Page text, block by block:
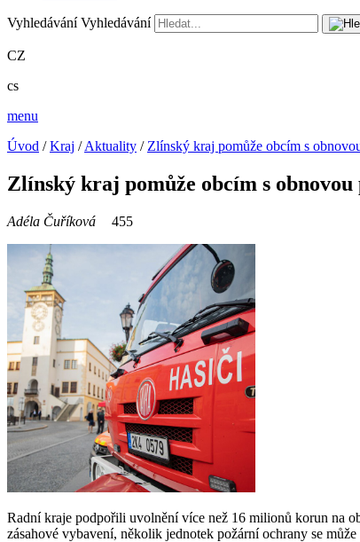
Vyhledávání Vyhledávání
CZ
cs
menu
Úvod /Kraj /Aktuality / Zlínský kraj pomůže obcím s
Zlínský kraj pomůže obcím s
Adéla Čuříková 455
Radní kraje podpořili uvolnění více než 16 milionů korun na
zásahové vybavení, několik jednotek požární ochrany se